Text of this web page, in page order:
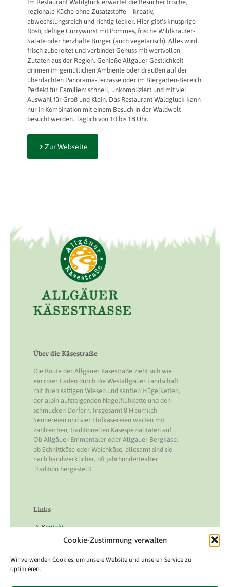
Cookie-Zustimmung verwalten
Wir verwenden Cookies, um unsere Website und unseren Service zu
optimieren.
Im Restaurant Waldglück erwartet die Besucher frische,
regionale Küche ohne Zusatzstoffe – kreativ,
abwechslungsreich und richtig lecker. Hier gibt's knusprige
Rösti, deftige Currywurst mit Pommes, frische Wildkräuter-
Salate oder herzhafte Burger (auch vegetarisch). Alles wird
frisch zubereitet und verbindet Genuss mit wertvollen
Zutaten aus der Region. Genieße Allgäuer Gastlichkeit
drinnen im gemütlichen Ambiente oder draußen auf der
überdachten Panorama-Terrasse oder im Biergarten-Bereich.
Perfekt für Familien: schnell, unkompliziert und mit viel
Auswahl für Groß und Klein. Das Restaurant Waldglück kann
nur in Kombination mit einem Besuch in der Waldwelt
besucht werden. Täglich von 10 bis 18 Uhr.
Zur Webseite
Über die Käsestraße
Die Route der Allgäuer Käsestraße zieht sich wie
ein roter Faden durch die Westallgäuer Landschaft
mit ihren saftigen Wiesen und sanften Hügelketten,
der alpin aufsteigenden Nagelfluhkette und den
schmucken Dörfern. Insgesamt 8 Heumilch-
Sennereien und vier Hofkäsereien warten mit
zahlreichen, traditionellen Käsespezialitäten auf.
Ob Allgäuer Emmentaler oder Allgäuer Bergkäse,
ob Schnittkäse oder Weichkäse, allesamt sind sie
nach handwerklicher, oft jahrhundertealter
Tradition hergestellt.
Links
Kontakt
Impressum
Datenschutz